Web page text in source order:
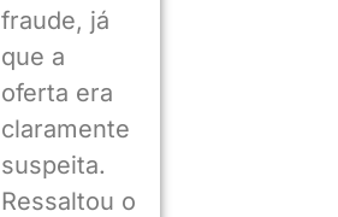
fraude, já
que a
oferta era
claramente
suspeita.
Ressaltou o